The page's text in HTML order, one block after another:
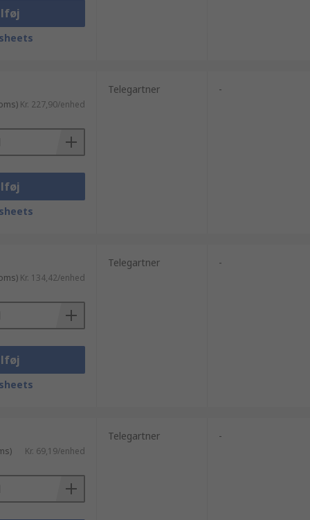
Kr. 227,90/enhed
Telegartner -
Kr. 134,42/enhed
Telegartner -
Kr. 69,19/enhed
Telegartner -